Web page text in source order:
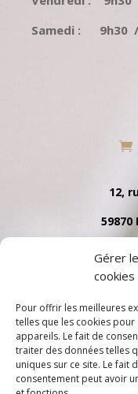
Gérer
cookies
Pour offrir les meilleures
telles que les cookies
appareils. Le fait de
traiter des données telles
uniques sur ce site. Le fait
consentement peut avoir
Samedi : 9h30 /
12,
59870
Tél.